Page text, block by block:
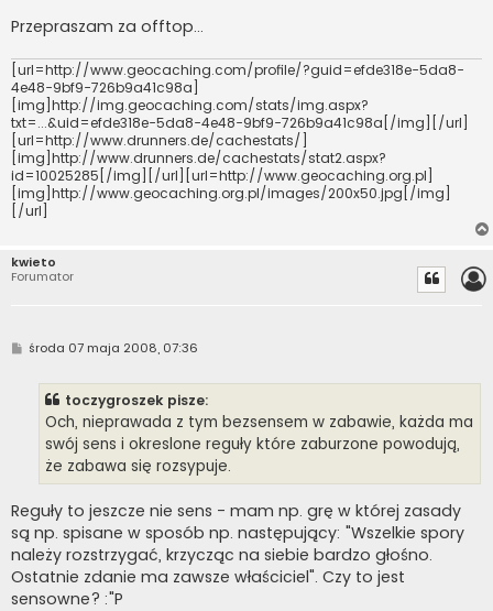
Przepraszam za offtop...
[url=http://www.geocaching.com/profile/?guid=efde318e-5da8-
4e48-9bf9-726b9a41c98a]
[img]http://img.geocaching.com/stats/img.aspx?
txt=...&uid=efde318e-5da8-4e48-9bf9-726b9a41c98a[/img][/url]
[url=http://www.drunners.de/cachestats/]
[img]http://www.drunners.de/cachestats/stat2.aspx?
id=10025285[/img][/url][url=http://www.geocaching.org.pl]
[img]http://www.geocaching.org.pl/images/200x50.jpg[/img]
[/url]
kwieto
Forumator
Pśroda 07 maja 2008, 07:36
toczygroszek pisze:
Och, nieprawada z tym bezsensem w zabawie, każda ma
swój sens i okreslone reguły które zaburzone powodują,
że zabawa się rozsypuje.
Reguły to jeszcze nie sens - mam np. grę w której zasady
są np. spisane w sposób np. następujący: "Wszelkie spory
należy rozstrzygać, krzycząc na siebie bardzo głośno.
Ostatnie zdanie ma zawsze właściciel". Czy to jest
sensowne? :"P